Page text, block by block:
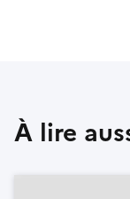
À lire